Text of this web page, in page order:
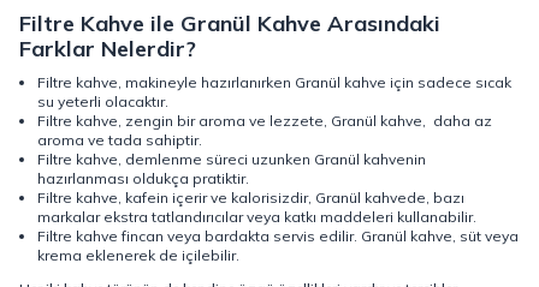
Filtre Kahve ile Granül Kahve Arasındaki
Farklar Nelerdir?
Filtre kahve, makineyle hazırlanırken Granül kahve için sadece sıcak
su yeterli olacaktır.
Filtre kahve, zengin bir aroma ve lezzete, Granül kahve, daha az
aroma ve tada sahiptir.
Filtre kahve, demlenme süreci uzunken Granül kahvenin
hazırlanması oldukça pratiktir.
Filtre kahve, kafein içerir ve kalorisizdir, Granül kahvede, bazı
markalar ekstra tatlandırıcılar veya katkı maddeleri kullanabilir.
Filtre kahve fincan veya bardakta servis edilir. Granül kahve, süt veya
krema eklenerek de içilebilir.